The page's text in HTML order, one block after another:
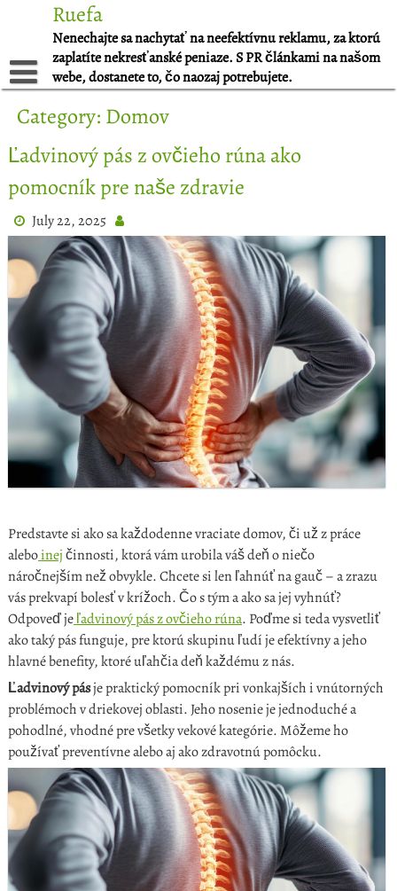
Ruefa
Nenechajte sa nachytať na neefektívnu reklamu, za ktorú
zaplatíte nekresťanské peniaze. S PR článkami na našom
webe, dostanete to, čo naozaj potrebujete.
Category: Domov
Ľadvinový pás z ovčieho rúna ako
pomocník pre naše zdravie
July 22, 2025
Predstavte si ako sa každodenne vraciate domov, či už z práce
aleboinejčinnosti, ktorá vám urobila váš deň o niečo
náročnejším než obvykle. Chcete si len ľahnúť na gauč – a zrazu
vás prekvapí bolesť v krížoch. Čo s tým a ako sa jej vyhnúť?
Odpoveď jeľadvinový pás z ovčieho rúna. Poďme si teda vysvetliť
ako taký pás funguje, pre ktorú skupinu ľudí je efektívny a jeho
hlavné benefity, ktoré uľahčia deň každému z nás.
Ľadvinový pásje praktický pomocník pri vonkajších i vnútorných
problémoch v driekovej oblasti. Jeho nosenie je jednoduché a
pohodlné, vhodné pre všetky vekové kategórie. Môžeme ho
používať preventívne alebo aj ako zdravotnú pomôcku.